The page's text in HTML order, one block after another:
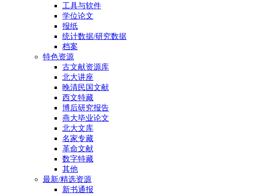
工具与软件
学位论文
报纸
统计数据/研究数据
档案
特色资源
古文献资源库
北大讲座
晚清民国文献
西文特藏
博后研究报告
燕大毕业论文
北大文库
名家专藏
革命文献
数字特藏
其他
最新/精选资源
新书通报